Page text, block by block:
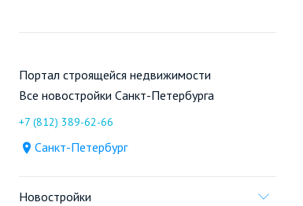
Портал строящейся недвижимости
Все новостройки Санкт-Петербурга
+7 (812) 389-62-66
Санкт-Петербург
Новостройки